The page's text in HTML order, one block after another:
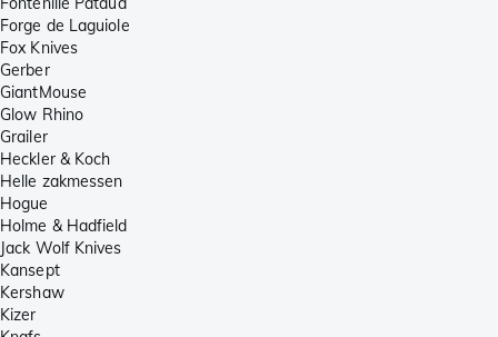
Forge de Laguiole
Fox Knives
Gerber
GiantMouse
Glow Rhino
Grailer
Heckler & Koch
Helle zakmessen
Hogue
Holme & Hadfield
Jack Wolf Knives
Kansept
Kershaw
Kizer